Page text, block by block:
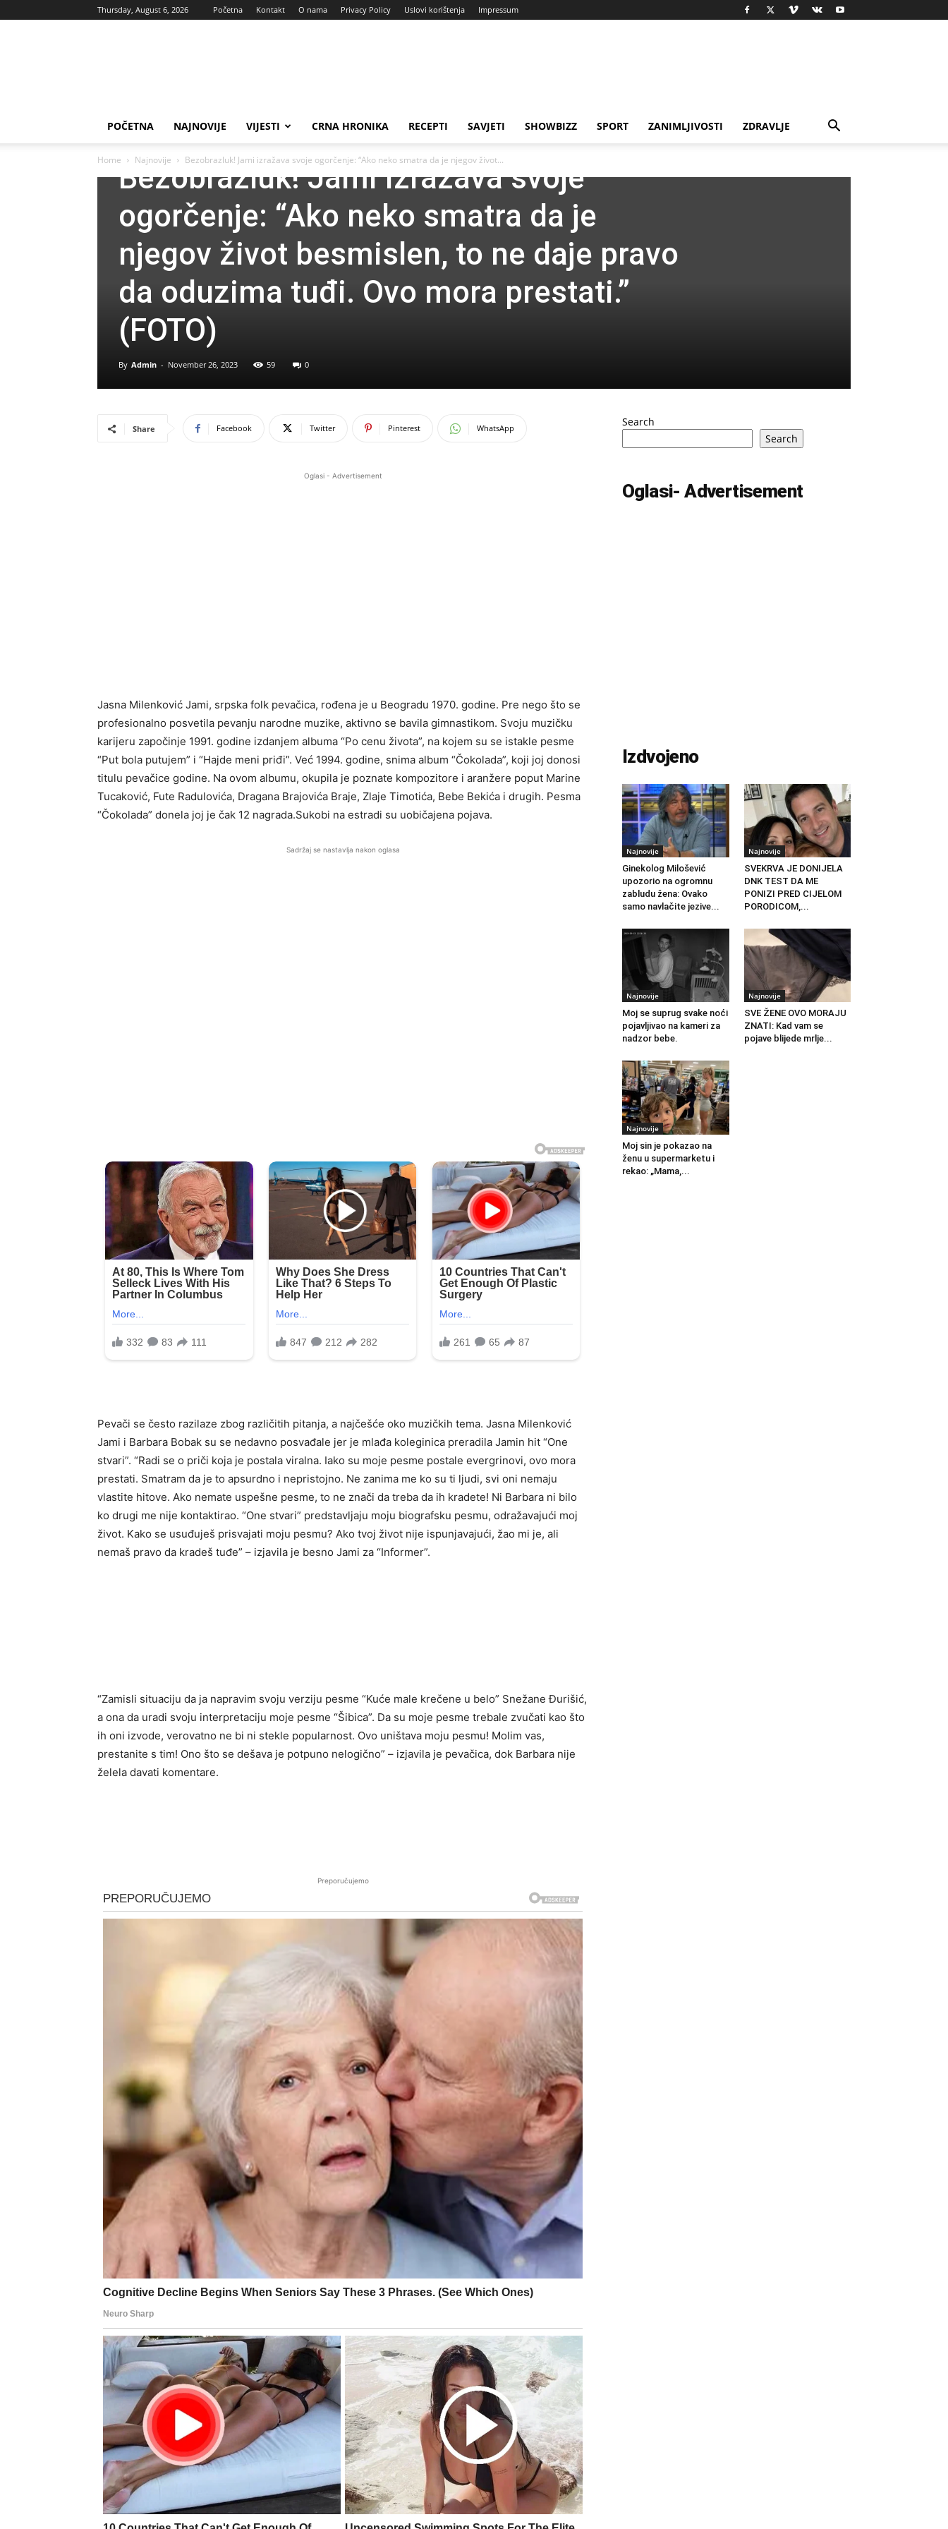
Thursday, August 6, 2026 Početna Kontakt O nama Privacy Policy Uslovi korištenja Impressum
POČETNA NAJNOVIJE VIJESTI CRNA HRONIKA RECEPTI SAVJETI SHOWBIZZ SPORT ZANIMLJIVOSTI ZDRAVLJE
Home Najnovije Bezobrazluk! Jami izražava svoje ogorčenje: “Ako neko smatra da je njegov život...
Bezobrazluk! Jami izražava svoje
ogorčenje: “Ako neko smatra da je
njegov život besmislen, to ne daje pravo
da oduzima tuđi. Ovo mora prestati.”
(FOTO)
By Admin - November 26, 2023 59 0
Share Facebook Twitter Pinterest WhatsApp
Oglasi - Advertisement
Jasna Milenković Jami, srpska folk pevačica, rođena je u Beogradu 1970. godine. Pre nego što se
profesionalno posvetila pevanju narodne muzike, aktivno se bavila gimnastikom. Svoju muzičku
karijeru započinje 1991. godine izdanjem albuma “Po cenu života”, na kojem su se istakle pesme
“Put bola putujem” i “Hajde meni priđi”. Već 1994. godine, snima album “Čokolada”, koji joj donosi
titulu pevačice godine. Na ovom albumu, okupila je poznate kompozitore i aranžere poput Marine
Tucaković, Fute Radulovića, Dragana Brajovića Braje, Zlaje Timotića, Bebe Bekića i drugih. Pesma
“Čokolada” donela joj je čak 12 nagrada.Sukobi na estradi su uobičajena pojava.
Sadržaj se nastavlja nakon oglasa
Pevači se često razilaze zbog različitih pitanja, a najčešće oko muzičkih tema. Jasna Milenković
Jami i Barbara Bobak su se nedavno posvađale jer je mlađa koleginica preradila Jamin hit “One
stvari”. “Radi se o priči koja je postala viralna. Iako su moje pesme postale evergrinovi, ovo mora
prestati. Smatram da je to apsurdno i nepristojno. Ne zanima me ko su ti ljudi, svi oni nemaju
vlastite hitove. Ako nemate uspešne pesme, to ne znači da treba da ih kradete! Ni Barbara ni bilo
ko drugi me nije kontaktirao. “One stvari” predstavljaju moju biografsku pesmu, odražavajući moj
život. Kako se usuđuješ prisvajati moju pesmu? Ako tvoj život nije ispunjavajući, žao mi je, ali
nemaš pravo da kradeš tuđe” – izjavila je besno Jami za “Informer”.
“Zamisli situaciju da ja napravim svoju verziju pesme “Kuće male krečene u belo” Snežane Đurišić,
a ona da uradi svoju interpretaciju moje pesme “Šibica”. Da su moje pesme trebale zvučati kao što
ih oni izvode, verovatno ne bi ni stekle popularnost. Ovo uništava moju pesmu! Molim vas,
prestanite s tim! Ono što se dešava je potpuno nelogično” – izjavila je pevačica, dok Barbara nije
želela davati komentare.
Preporučujemo
Search
Search
Oglasi- Advertisement
Izdvojeno
Najnovije
Ginekolog Milošević
upozorio na ogromnu
zabludu žena: Ovako
samo navlačite jezive...
Najnovije
SVEKRVA JE DONIJELA
DNK TEST DA ME
PONIZI PRED CIJELOM
PORODICOM,...
Najnovije
Moj se suprug svake noći
pojavljivao na kameri za
nadzor bebe.
Najnovije
SVE ŽENE OVO MORAJU
ZNATI: Kad vam se
pojave blijede mrlje...
Najnovije
Moj sin je pokazao na
ženu u supermarketu i
rekao: „Mama,...